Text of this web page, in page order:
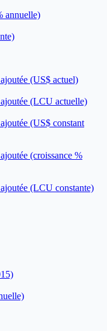
annuelle)
(US$ actuel)
(LCU actuelle)
(US$ constant
(croissance %
(LCU constante)